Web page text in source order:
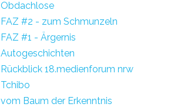
Obdachlose
FAZ #2 - zum Schmunzeln
FAZ #1 - Ärgernis
Autogeschichten
Rückblick 18.medienforum nrw
Tchibo
vom Baum der Erkenntnis